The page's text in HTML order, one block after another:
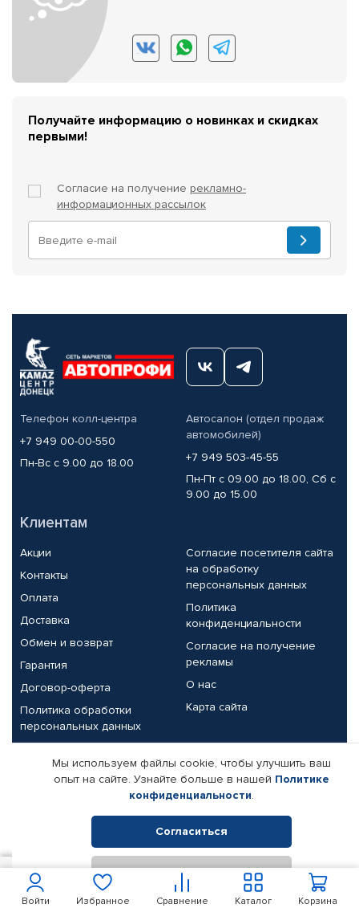
Войти Избранное Сравнение Корзина
Каталог
Получайте информацию о новинках и скидках
первыми!
Согласие на получение рекламно-
информационных рассылок
Телефон колл-центра
+7 949 00-00-550
Пн-Вс с 9.00 до 18.00
Автосалон (отдел продаж
автомобилей)
+7 949 503-45-55
Пн-Пт с 09.00 до 18.00, Сб с
9.00 до 15.00
Клиентам
Акции
Контакты
Оплата
Доставка
Обмен и возврат
Гарантия
Договор-оферта
Политика обработки
персональных данных
Согласие посетителя сайта
на обработку
персональных данных
Политика
конфиденциальности
Согласие на получение
рекламы
О нас
Карта сайта
Партнерам
Корпоративным клиентам
Поставщикам
Реквизиты компании
© КАМАЗ ЦЕНТР ДОНЕЦК, 2015-2026. Все права защищены.
Интернет-магазин автомобильных товаров Автопрофи.
Мы используем файлы cookie, чтобы улучшить ваш
опыт на сайте. Узнайте больше в нашей Политике
конфиденциальности.
Согласиться
Отклонить
300 В корзину